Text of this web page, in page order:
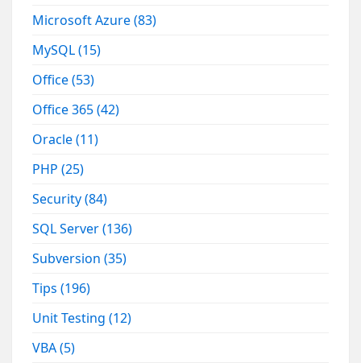
Microsoft Azure(83)
MySQL(15)
Office(53)
Office 365(42)
Oracle(11)
PHP(25)
Security(84)
SQL Server(136)
Subversion(35)
Tips(196)
Unit Testing(12)
VBA(5)